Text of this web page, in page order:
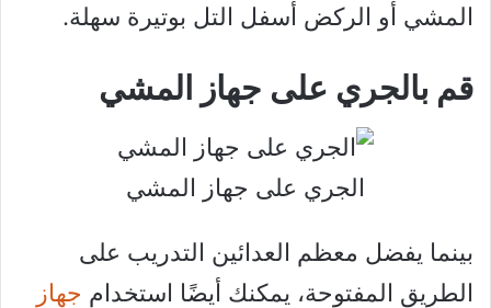
المشي أو الركض أسفل التل بوتيرة سهلة.
قم بالجري على جهاز المشي
الجري على جهاز المشي
بينما يفضل معظم العدائين التدريب على
الطريق المفتوحة، يمكنك أيضًا استخدام جهاز